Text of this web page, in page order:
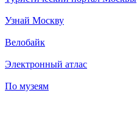
Узнай Москву
Велобайк
Электронный атлас
По музеям